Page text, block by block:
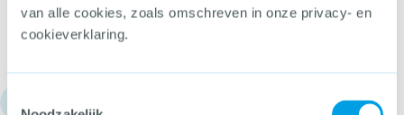
van alle cookies, zoals omschreven in onze privacy- en
cookieverklaring.